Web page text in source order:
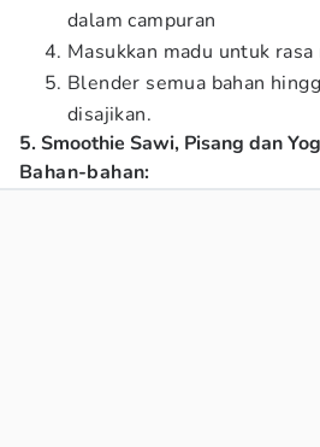
dalam campuran
Masukkan madu untuk
Blender semua bahan
disajikan.
5. Smoothie Sawi, Pisang dan
Bahan-bahan: